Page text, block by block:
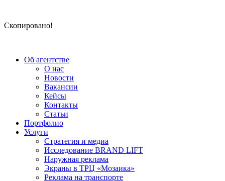
Скопировано!
Об агентстве
О нас
Новости
Вакансии
Кейсы
Контакты
Статьи
Портфолио
Услуги
Стратегия и медиа
Исследование BRAND LIFT
Наружная реклама
Экраны в ТРЦ «Мозаика»
Реклама на транспорте